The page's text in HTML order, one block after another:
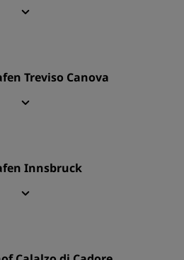
Treviso Canova
Innsbruck